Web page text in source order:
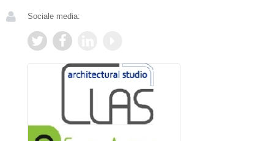
Sociale media: